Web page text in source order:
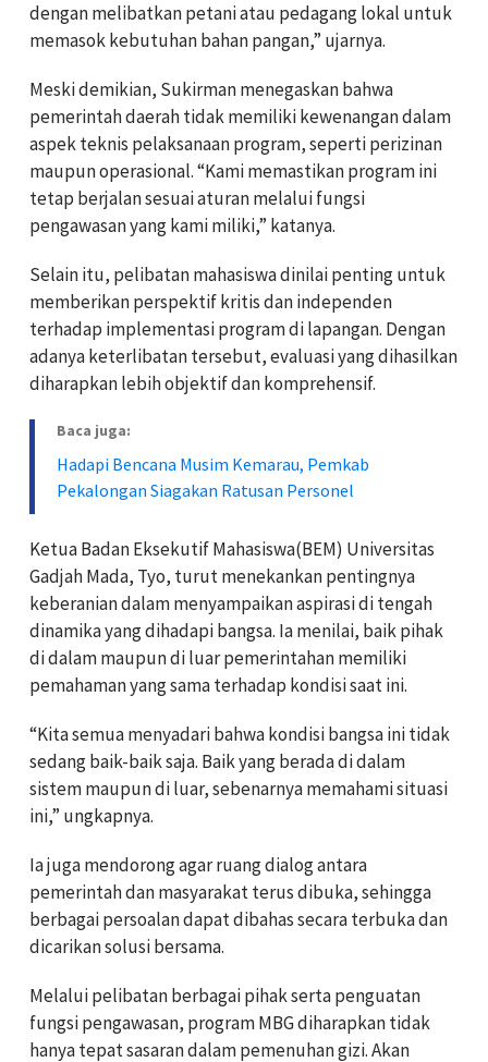
dengan melibatkan petani atau pedagang lokal untuk
memasok kebutuhan bahan pangan,” ujarnya.
Meski demikian, Sukirman menegaskan bahwa
pemerintah daerah tidak memiliki kewenangan dalam
aspek teknis pelaksanaan program, seperti perizinan
maupun operasional. “Kami memastikan program ini
tetap berjalan sesuai aturan melalui fungsi
pengawasan yang kami miliki,” katanya.
Selain itu, pelibatan mahasiswa dinilai penting untuk
memberikan perspektif kritis dan independen
terhadap implementasi program di lapangan. Dengan
adanya keterlibatan tersebut, evaluasi yang dihasilkan
diharapkan lebih objektif dan komprehensif.
Baca juga:
Hadapi Bencana Musim Kemarau, Pemkab
Pekalongan Siagakan Ratusan Personel
Ketua Badan Eksekutif Mahasiswa(BEM) Universitas
Gadjah Mada, Tyo, turut menekankan pentingnya
keberanian dalam menyampaikan aspirasi di tengah
dinamika yang dihadapi bangsa. Ia menilai, baik pihak
di dalam maupun di luar pemerintahan memiliki
pemahaman yang sama terhadap kondisi saat ini.
“Kita semua menyadari bahwa kondisi bangsa ini tidak
sedang baik-baik saja. Baik yang berada di dalam
sistem maupun di luar, sebenarnya memahami situasi
ini,” ungkapnya.
Ia juga mendorong agar ruang dialog antara
pemerintah dan masyarakat terus dibuka, sehingga
berbagai persoalan dapat dibahas secara terbuka dan
dicarikan solusi bersama.
Melalui pelibatan berbagai pihak serta penguatan
fungsi pengawasan, program MBG diharapkan tidak
hanya tepat sasaran dalam pemenuhan gizi. Akan